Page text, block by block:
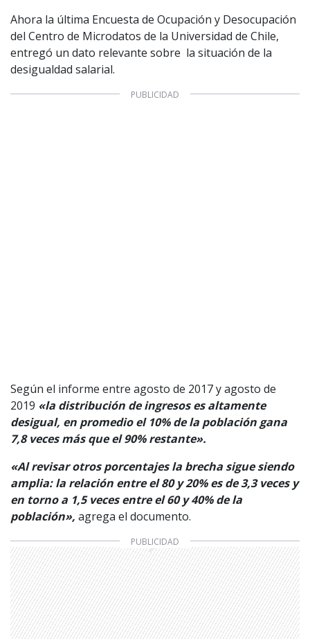
Ahora la última Encuesta de Ocupación y Desocupación
del Centro de Microdatos de la Universidad de Chile,
entregó un dato relevante sobre la situación de la
desigualdad salarial.
Según el informe entre agosto de 2017 y agosto de
2019 «la distribución de ingresos es altamente
desigual, en promedio el 10% de la población gana
7,8 veces más que el 90% restante».
«Al revisar otros porcentajes la brecha sigue siendo
amplia: la relación entre el 80 y 20% es de 3,3 veces y
en torno a 1,5 veces entre el 60 y 40% de la
población», agrega el documento.